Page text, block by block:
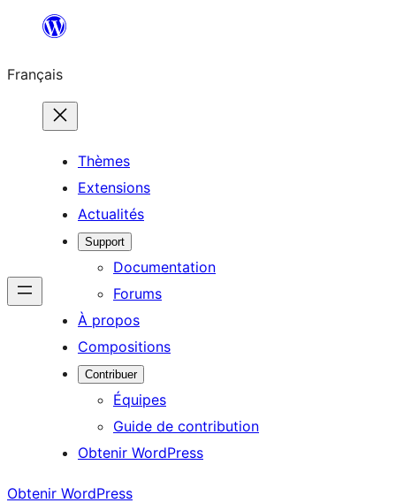
contenu
Français
Thèmes
Extensions
Actualités
Support
Documentation
Forums
À propos
Compositions
Contribuer
Équipes
Guide de contribution
Obtenir WordPress
Obtenir WordPress